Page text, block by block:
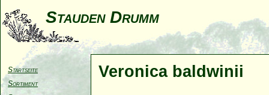
Stauden Drumm
Startseite
Sortiment
Veronica baldwinii